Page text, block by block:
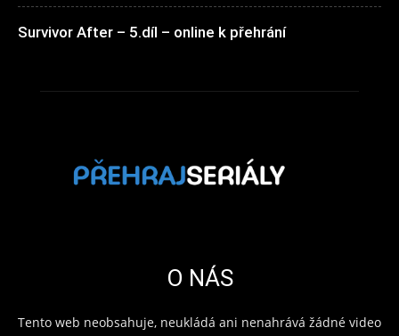
Survivor After – 5.díl – online k přehrání
O NÁS
Tento web neobsahuje, neukládá ani nenahrává žádné video